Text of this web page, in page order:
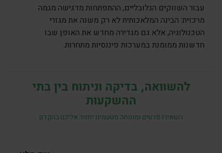
עבור השווקים הגלובליים, ההתפתחות מדגישה מגמה
מרכזית: הבינה המלאכותית לא רק משנה את מגזרי
הטכנולוגיה, אלא גם מגדירה מחדש את האופן שבו
חדשנות ממומנת במערכות פיננסיות מתחרות.
להשוואה, בדיקה וניתוח בין בתי
ההשקעות
השאירו פרטים ומומחה מטעמינו יחזור אליכם בהקדם